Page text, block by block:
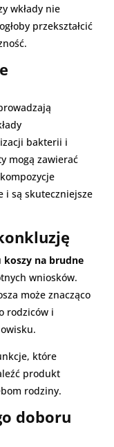
wkłady nie
przekształcić
bakterii i
mogą zawierać
i są skuteczniejsze
koszy na brudne
wniosków.
może znacząco
rodziców i
które
produkt
rodziny.
doboru